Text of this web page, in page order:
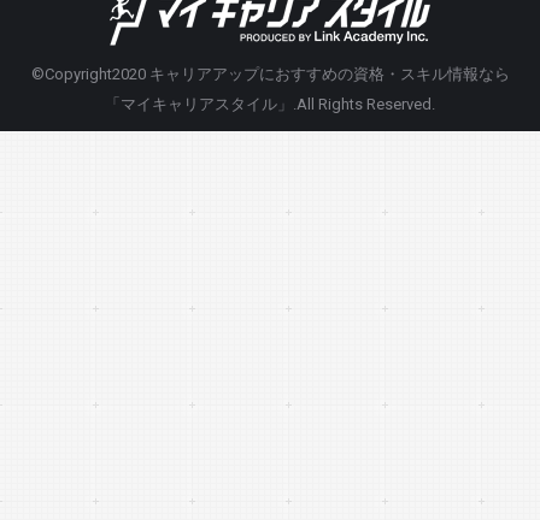
©Copyright2020 キャリアアップにおすすめの資格・スキル情報なら
「マイキャリアスタイル」 .All Rights Reserved.